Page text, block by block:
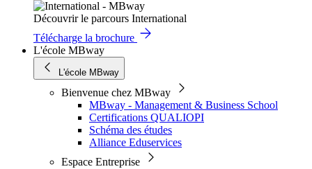
Découvrir le parcours International
Télécharge la brochure
L'école MBway
L'école MBway
Bienvenue chez MBway
MBway - Management & Business School
Certifications QUALIOPI
Schéma des études
Alliance Eduservices
Espace Entreprise